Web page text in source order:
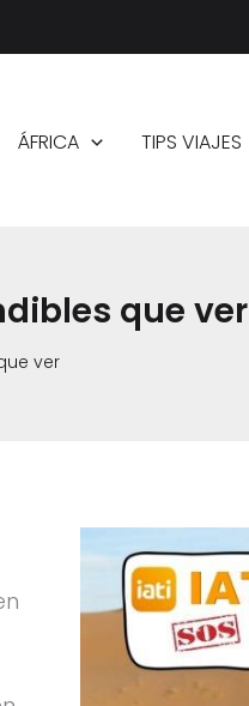
ÁFRICA TIPS VIAJES
que ver
ver